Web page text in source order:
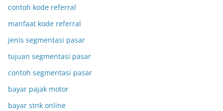
contoh kode referral
manfaat kode referral
jenis segmentasi pasar
tujuan segmentasi pasar
contoh segmentasi pasar
bayar pajak motor
bayar stnk online